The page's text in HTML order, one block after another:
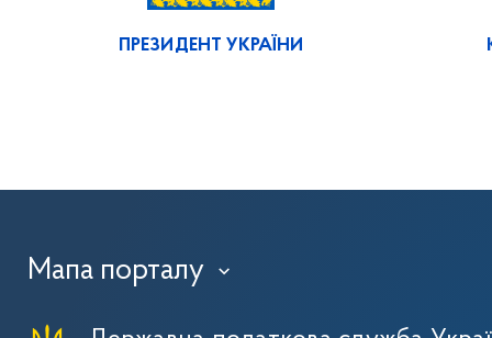
ПРЕЗИДЕНТ УКРАЇНИ
Мапа порталу ›